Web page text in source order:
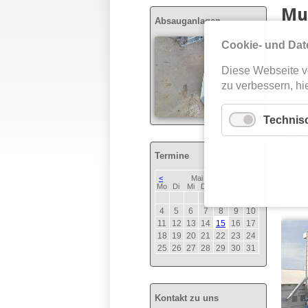
Die
Vom
Absauganlagen
Termine
< Mai 2026
Montag
Dienstag
Mittwoch
Do
4
5 6 7 8 9
10
11
12 13 14 15 16
17
18
19 20 21 22 23
24
25 26 27 28 29 30 31
Kontakt zu uns
Cookie- und
Diese Webseite
zu verbessern,